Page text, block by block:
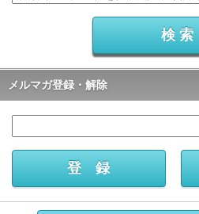
メルマガ登録・解除